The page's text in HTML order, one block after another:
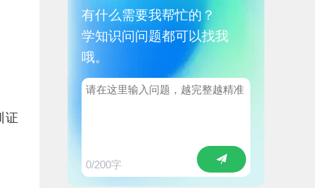
证
有什么需要我帮忙的？
学知识问问题都可以找我
哦。
0/200字